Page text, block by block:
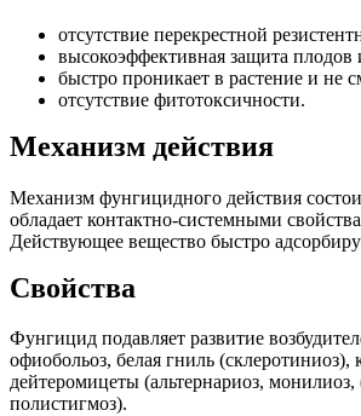
отсутствие перекрестной
высокоэффективная защита плодов
быстро проникает в растение и не
отсутствие фитотоксичности.
Механизм действия
Механизм фунгицидного действия
обладает контактно-системными
Действующее вещество быстро
Свойства
Фунгицид подавляет развитие
офиобольоз, белая гниль
дейтеромицеты (альтернариоз, монилиоз,
полистигмоз).